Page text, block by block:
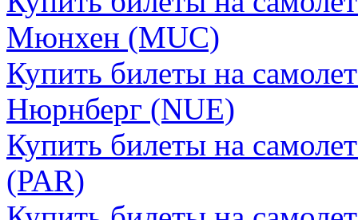
Мюнхен (MUC)
Купить билеты на
Нюрнберг (NUE)
Купить билеты на
(PAR)